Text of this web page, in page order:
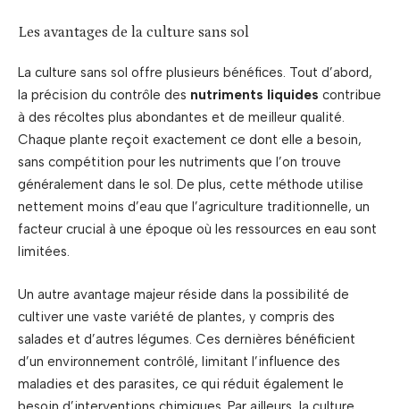
Les avantages de la culture sans sol
La culture sans sol offre plusieurs bénéfices. Tout d’abord,
la précision du contrôle des nutriments liquides contribue
à des récoltes plus abondantes et de meilleur qualité.
Chaque plante reçoit exactement ce dont elle a besoin,
sans compétition pour les nutriments que l’on trouve
généralement dans le sol. De plus, cette méthode utilise
nettement moins d’eau que l’agriculture traditionnelle, un
facteur crucial à une époque où les ressources en eau sont
limitées.
Un autre avantage majeur réside dans la possibilité de
cultiver une vaste variété de plantes, y compris des
salades et d’autres légumes. Ces dernières bénéficient
d’un environnement contrôlé, limitant l’influence des
maladies et des parasites, ce qui réduit également le